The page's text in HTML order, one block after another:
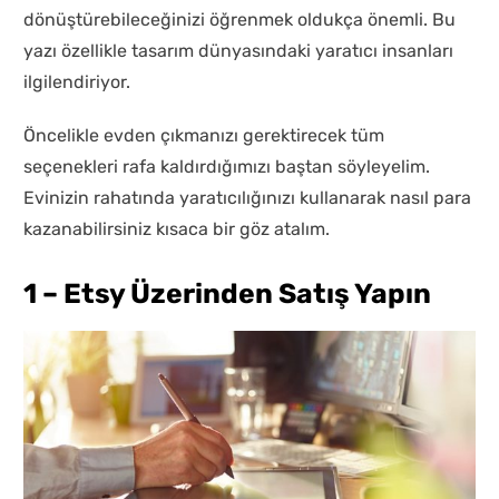
dönüştürebileceğinizi öğrenmek oldukça önemli. Bu
yazı özellikle tasarım dünyasındaki yaratıcı insanları
ilgilendiriyor.
Öncelikle evden çıkmanızı gerektirecek tüm
seçenekleri rafa kaldırdığımızı baştan söyleyelim.
Evinizin rahatında yaratıcılığınızı kullanarak nasıl para
kazanabilirsiniz kısaca bir göz atalım.
1 – Etsy Üzerinden Satış Yapın